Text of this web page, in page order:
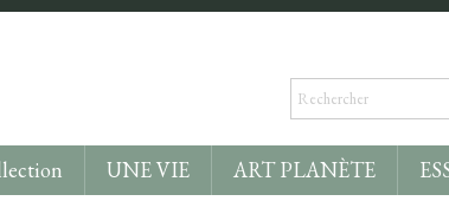
UNE VIE ART PLANÈTE